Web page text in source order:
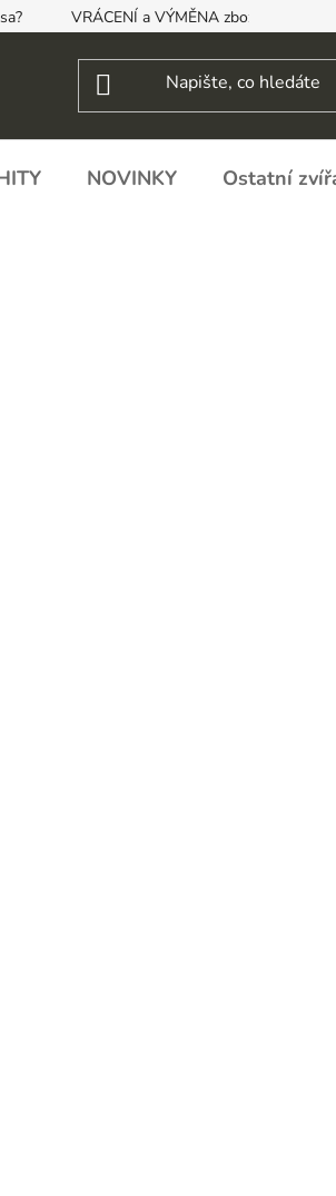
VRÁCENÍ a VÝMĚNA zboží,
NOVINKY Ostatní